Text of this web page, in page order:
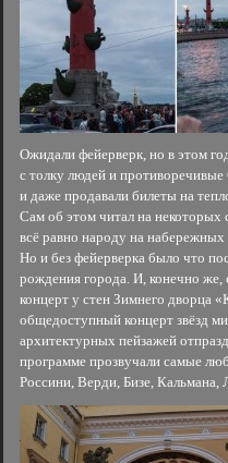
Ожидали фейерверк, но в этом
с толку людей и
и даже продавали билеты на
Сам об этом читал на
всё равно народу на
Но и без фейерверка было что
рождения города. И, конечно
концерт у стен Зимнего дворца
общедоступный концерт звёзд
архитектурных пейзажей
программе прозвучали самые
Россини, Верди, Бизе,